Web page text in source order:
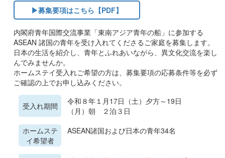
▶募集要項はこちら【PDF】
内閣府青年国際交流事業「東南アジア青年の船」に参加する
ASEAN 諸国の青年を受け入れてくださるご家庭を募集します。
日本の生活を紹介し、青年とふれあいながら、異文化交流を楽し
んでみませんか。
ホームステイ受入れご希望の方は、募集要項の応募条件等を必ず
ご確認の上でお申し込みください。
受入れ期間
令和８年１月17日（土）夕方～19日
（月）朝 ２泊３日
ホームステ
イ希望者
ASEAN諸国および日本の青年34名